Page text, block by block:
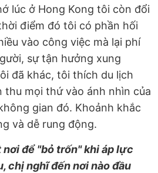
lúc ở Hong Kong tôi còn đổi
điểm đó tôi có phần hối
vào công việc mà lại phí
sự tận hưởng xung
đã khác, tôi thích du lịch
thu mọi thứ vào ánh nhìn của
gian đó. Khoảnh khắc
và dễ rung động.
để "bỏ trốn" khi áp lực
chị nghĩ đến nơi nào đầu